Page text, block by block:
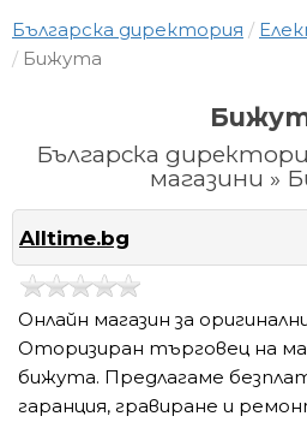
Българска директория
Бижута
Българска
магазини »
Alltime.bg
Онлайн магазин за
Оторизиран търговец на
бижута. Предлагаме
гаранция, гравиране и